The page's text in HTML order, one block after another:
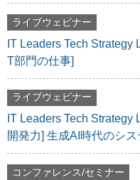
ライブウェビナー
IT Leaders Tech Strategy
T部門の仕事]
ライブウェビナー
IT Leaders Tech
開発力] 生成AI時代のシス
コンファレンス/セミナー